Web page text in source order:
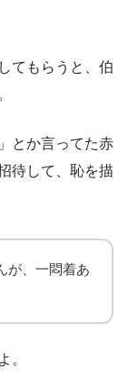
てもらうと、伯
とか言ってた赤
待して、恥を描
が、一悶着あ
。